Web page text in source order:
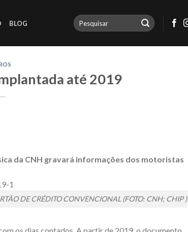
BLOG
até 2019
da CNH gravará informações dos motoristas
DE CRÉDITO CONVENCIONAL (FOTO: CNH; CHIP )